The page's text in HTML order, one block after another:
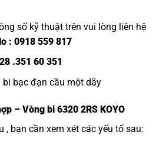
số kỹ thuật trên vui lòng liên hệ
: 0918 559 817
.351 60 351
bi bạc đạn cầu một dãy
– Vòng bi 6320 2RS KOYO
, bạn cần xem xét các yếu tố sau: